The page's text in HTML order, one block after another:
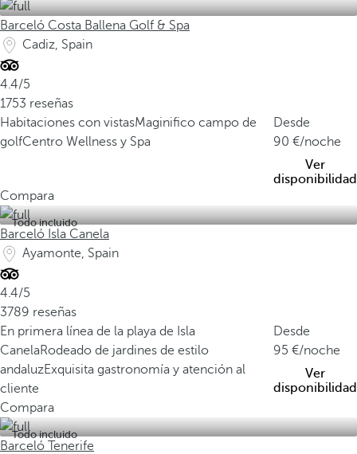
Barceló Costa Ballena Golf & Spa
Cadiz, Spain
4.4/5
1753 reseñas
Habitaciones con vistasMaginifico campo de
golfCentro Wellness y Spa
Desde
90
/noche
Ver
disponibilidad
Compara
Todo incluido
Barceló Isla Canela
Ayamonte, Spain
4.4/5
3789 reseñas
En primera línea de la playa de Isla
CanelaRodeado de jardines de estilo
andaluzExquisita gastronomía y atención al
cliente
Desde
95
/noche
Ver
disponibilidad
Compara
Todo incluido
Barceló Tenerife